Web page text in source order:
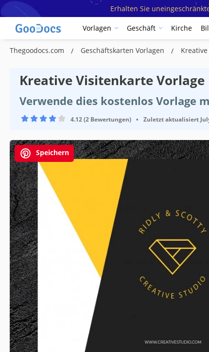
Erhalten Sie
Vorlagen Geschäft Kirche
Thegoodocs.com Geschäftskarten Vorlagen
Kreative Visitenkarte Vorlage
Verwende dies kostenlos Vorlage
4.12 (2 Bewertungen) • Zuletzt aktualisiert
Speichern